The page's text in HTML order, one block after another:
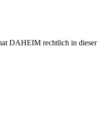
DAHEIM rechtlich in dieser